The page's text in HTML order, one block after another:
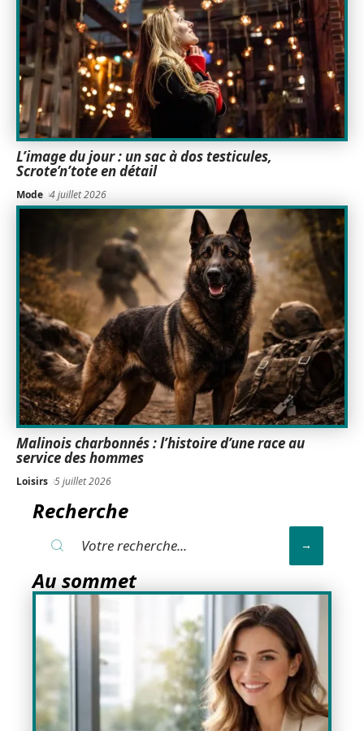
L’image du jour : un sac à dos testicules,
Scrote’n’tote en détail
Mode 4 juillet 2026
Malinois charbonnés : l’histoire d’une race au
service des hommes
Loisirs 5 juillet 2026
Recherche
Au sommet